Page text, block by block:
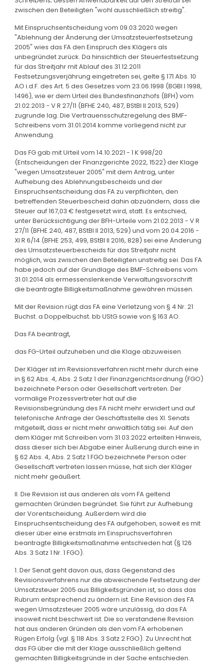
zwischen den Beteiligten "wohl ausschließlich streitig".
Mit Einspruchsentscheidung vom 09.03.2020 wegen
"Ablehnung der Änderung der Umsatzsteuerfestsetzung
2005" wies das FA den Einspruch des Klägers als
unbegründet zurück. Da hinsichtlich der Steuerfestsetzung
für das Streitjahr mit Ablauf des 31.12.2011
Festsetzungsverjährung eingetreten sei, gelte § 171 Abs. 10
AO i.d.F. des Art. 5 des Gesetzes vom 23.06.1998 (BGBl I 1998,
1496), wie er dem Urteil des Bundesfinanzhofs (BFH) vom
21.02.2013 - V R 27/11 (BFHE 240, 487, BStBl II 2013, 529)
zugrunde lag. Die Vertrauensschutzregelung des BMF-
Schreibens vom 31.01.2014 komme vorliegend nicht zur
Anwendung.
Das FG gab mit Urteil vom 14.10.2021 - 1 K 998/20
(Entscheidungen der Finanzgerichte 2022, 1522) der Klage
"wegen Umsatzsteuer 2005" mit dem Antrag, unter
Aufhebung des Ablehnungsbescheids und der
Einspruchsentscheidung das FA zu verpflichten, den
betreffenden Steuerbescheid dahin abzuändern, dass die
Steuer auf 167,03 € festgesetzt wird, statt. Es entschied,
unter Berücksichtigung der BFH-Urteile vom 21.02.2013 - V R
27/11 (BFHE 240, 487, BStBl II 2013, 529) und vom 20.04.2016 -
XI R 6/14 (BFHE 253, 499, BStBl II 2016, 828) sei eine Änderung
des Umsatzsteuerbescheids für das Streitjahr nicht
möglich, was zwischen den Beteiligten unstreitig sei. Das FA
habe jedoch auf der Grundlage des BMF-Schreibens vom
31.01.2014 als ermessenslenkende Verwaltungsvorschrift
die beantragte Billigkeitsmaßnahme gewähren müssen.
Mit der Revision rügt das FA eine Verletzung von § 4 Nr. 21
Buchst. a Doppelbuchst. bb UStG sowie von § 163 AO.
Das FA beantragt,
das FG-Urteil aufzuheben und die Klage abzuweisen.
Der Kläger ist im Revisionsverfahren nicht mehr durch eine
in § 62 Abs. 4, Abs. 2 Satz 1 der Finanzgerichtsordnung (FGO)
bezeichnete Person oder Gesellschaft vertreten. Der
vormalige Prozessvertreter hat auf die
Revisionsbegründung des FA nicht mehr erwidert und auf
telefonische Anfrage der Geschäftsstelle des XI. Senats
mitgeteilt, dass er nicht mehr anwaltlich tätig sei. Auf den
dem Kläger mit Schreiben vom 31.03.2022 erteilten Hinweis,
dass dieser sich bei Abgabe einer Äußerung durch eine in
§ 62 Abs. 4, Abs. 2 Satz 1 FGO bezeichnete Person oder
Gesellschaft vertreten lassen müsse, hat sich der Kläger
nicht mehr geäußert.
II. Die Revision ist aus anderen als vom FA geltend
gemachten Gründen begründet. Sie führt zur Aufhebung
der Vorentscheidung. Außerdem wird die
Einspruchsentscheidung des FA aufgehoben, soweit es mit
dieser über eine erstmals im Einspruchsverfahren
beantragte Billigkeitsmaßnahme entschieden hat (§ 126
Abs. 3 Satz 1 Nr. 1 FGO).
1. Der Senat geht davon aus, dass Gegenstand des
Revisionsverfahrens nur die abweichende Festsetzung der
Umsatzsteuer 2005 aus Billigkeitsgründen ist, so dass das
Rubrum entsprechend zu ändern ist. Eine Revision des FA
wegen Umsatzsteuer 2005 wäre unzulässig, da das FA
insoweit nicht beschwert ist. Die so verstandene Revision
hat aus anderen Gründen als den vom FA erhobenen
Rügen Erfolg (vgl. § 118 Abs. 3 Satz 2 FGO). Zu Unrecht hat
das FG über die mit der Klage ausschließlich geltend
gemachten Billigkeitsgründe in der Sache entschieden.